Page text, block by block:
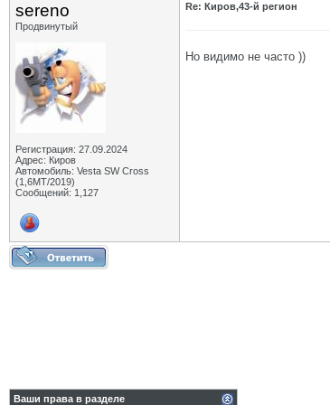
sereno
Продвинутый
Регистрация: 27.09.2024
Адрес: Киров
Автомобиль: Vesta SW Cross
(1,6МТ/2019)
Сообщений: 1,127
Re: Киров,43-й регион
Но видимо не часто ))
Ваши права в разделе